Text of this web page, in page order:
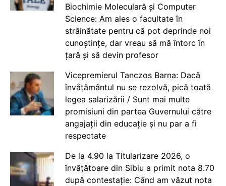
Biochimie Moleculară și Computer
Science: Am ales o facultate în
străinătate pentru că pot deprinde noi
cunoștințe, dar vreau să mă întorc în
țară și să devin profesor
Vicepremierul Tanczos Barna: Dacă
învățământul nu se rezolvă, pică toată
legea salarizării / Sunt mai multe
promisiuni din partea Guvernului către
angajații din educație și nu par a fi
respectate
De la 4.90 la Titularizare 2026, o
învățătoare din Sibiu a primit nota 8.70
după contestație: Când am văzut nota